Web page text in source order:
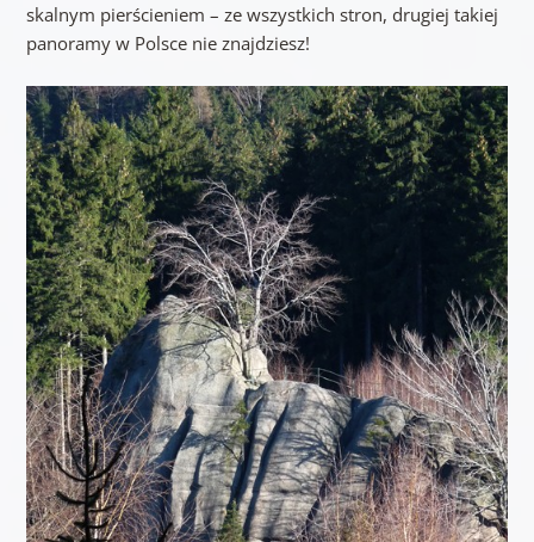
skalnym pierścieniem – ze wszystkich stron, drugiej takiej
panoramy w Polsce nie znajdziesz!